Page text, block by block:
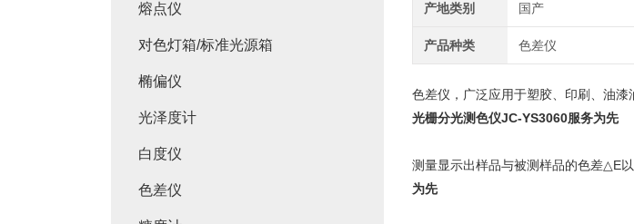
产地类别 国产
产品种类 色差仪
色差仪，广泛应用于塑胶、印刷、油
光栅分光测色仪JC-YS3060服务为先
测量显示出样品与被测样品的色差△E
为先
熔点仪
对色灯箱/标准光源箱
椭偏仪
光泽度计
白度仪
色差仪